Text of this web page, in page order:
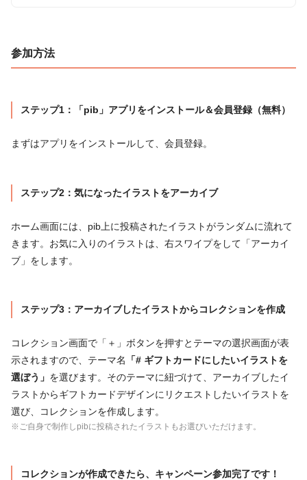
参加方法
ステップ1：「pib」アプリをインストール＆会員登録（無料）
まずはアプリをインストールして、会員登録。
ステップ2：気になったイラストをアーカイブ
ホーム画面には、pib上に投稿されたイラストがランダムに流れて
きます。お気に入りのイラストは、右スワイプをして「アーカイ
ブ」をします。
ステップ3：アーカイブしたイラストからコレクションを作成
コレクション画面で「＋」ボタンを押すとテーマの選択画面が表
示されますので、テーマ名
「# ギフトカードにしたいイラストを
選ぼう」 を選びます。そのテーマに紐づけて、アーカイブしたイ
ラストからギフトカードデザインにリクエストしたいイラストを
選び、コレクションを作成します。
※ご自身で制作しpibに投稿されたイラストもお選びいただけます。
コレクションが作成できたら、キャンペーン参加完了です！